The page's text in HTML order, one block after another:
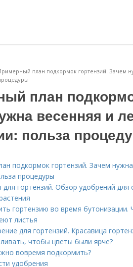
план подкормок гортензий. Зачем
план
весенняя и
польза
подкормок гортензий. Зачем
процедуры
для гортензий. Обзор удобрений для
гортензию во время бутонизации.
листья
для гортензий. Красавица
чтобы цветы были ярче?
вовремя подкормить?
удобрения